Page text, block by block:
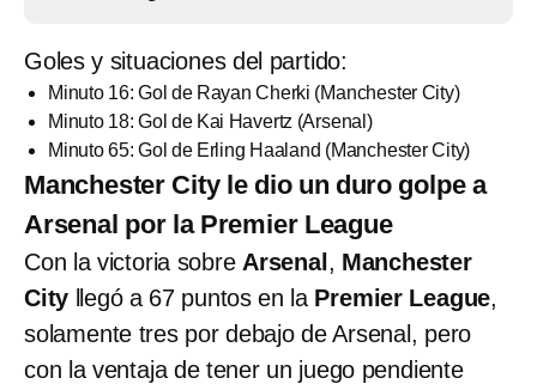
Goles y situaciones del partido:
Minuto 16: Gol de Rayan Cherki (Manchester City)
Minuto 18: Gol de Kai Havertz (Arsenal)
Minuto 65: Gol de Erling Haaland (Manchester City)
Manchester City le dio un duro golpe a
Arsenal por la Premier League
Con la victoria sobre Arsenal , Manchester
City llegó a 67 puntos en la Premier League,
solamente tres por debajo de Arsenal, pero
con la ventaja de tener un juego pendiente